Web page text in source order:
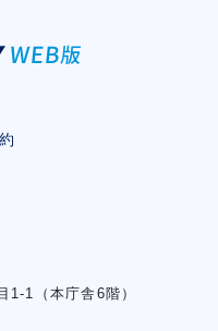
1（本庁舎6階）